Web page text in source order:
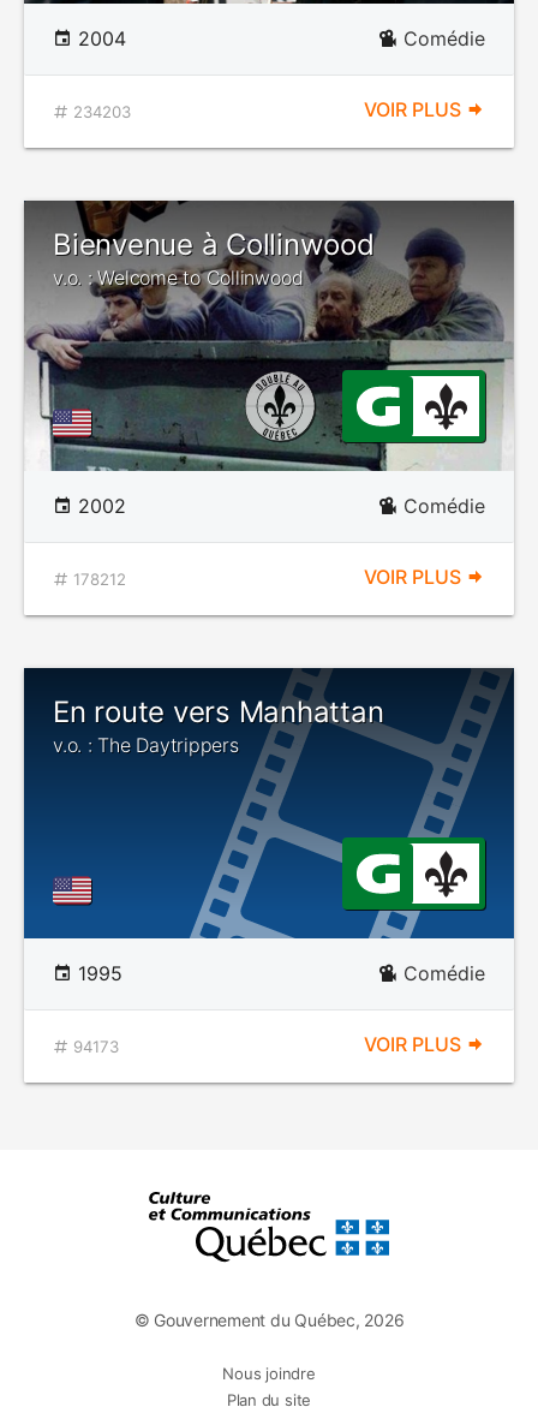
2004 Comédie
234203 VOIR PLUS
Bienvenue à Collinwood
v.o. : Welcome to Collinwood
2002 Comédie
178212 VOIR PLUS
En route vers Manhattan
v.o. : The Daytrippers
1995 Comédie
94173 VOIR PLUS
© Gouvernement du Québec, 2026
Nous joindre
Plan du site